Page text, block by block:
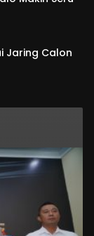
Jaring Calon